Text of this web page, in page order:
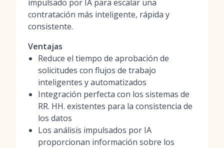
impulsado por IA para escalar una
contratación más inteligente, rápida y
consistente.
Ventajas
Reduce el tiempo de aprobación de
solicitudes con flujos de trabajo
inteligentes y automatizados
Integración perfecta con los sistemas de
RR. HH. existentes para la consistencia de
los datos
Los análisis impulsados por IA
proporcionan información sobre los